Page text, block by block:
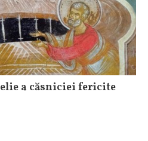
a căsniciei fericite